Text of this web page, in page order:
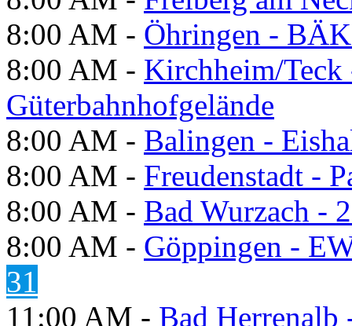
8:00 AM - Öhringen -
8:00 AM - Kirchheim/Teck
Güterbahnhofgelände
8:00 AM - Balingen -
8:00 AM - Freudenstadt -
8:00 AM - Bad Wurzach -
8:00 AM - Göppingen -
31
11:00 AM - Bad Herrenalb